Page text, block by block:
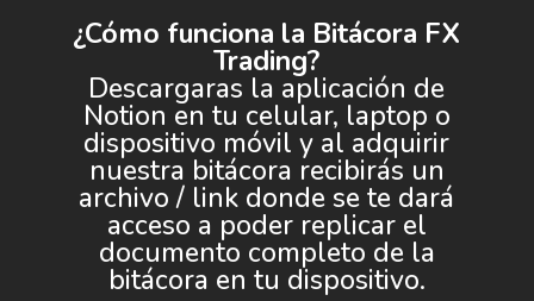
¿Cómo funciona la Bitácora FX
Trading?
Descargaras la aplicación de
Notion en tu celular, laptop o
dispositivo móvil y al adquirir
nuestra bitácora recibirás un
archivo / link donde se te dará
acceso a poder replicar el
documento completo de la
bitácora en tu dispositivo.